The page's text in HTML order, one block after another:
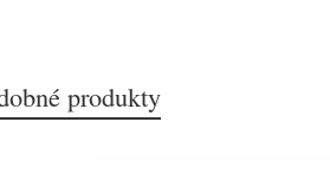
produkty